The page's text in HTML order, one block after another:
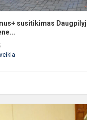
susitikimas